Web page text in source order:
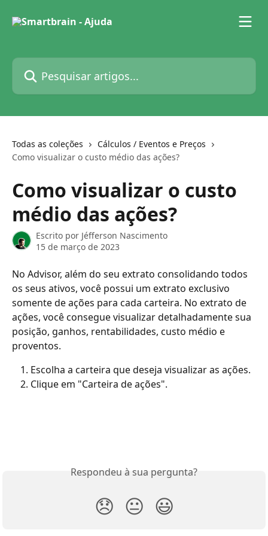
Pesquisar artigos...
Todas as coleções
Cálculos / Eventos e Preços
Como visualizar o custo médio das ações?
Como visualizar o custo
médio das ações?
Escrito por Jéfferson Nascimento
15 de março de 2023
No Advisor, além do seu extrato consolidando todos
os seus ativos, você possui um extrato exclusivo
somente de ações para cada carteira. No extrato de
ações, você consegue visualizar detalhadamente sua
posição, ganhos, rentabilidades, custo médio e
proventos.
Escolha a carteira que deseja visualizar as ações.
Clique em "Carteira de ações".
Respondeu à sua pergunta?
😞 😐 😃